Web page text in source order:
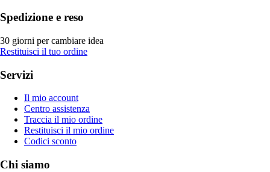
Spedizione e reso
30 giorni per cambiare idea
Restituisci il tuo ordine
Servizi
Il mio account
Centro assistenza
Traccia il mio ordine
Restituisci il mio ordine
Codici sconto
Chi siamo